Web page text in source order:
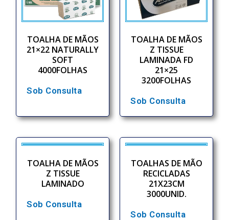
TOALHA DE MÃOS
21×22 NATURALLY
SOFT
4000FOLHAS
Sob Consulta
TOALHA DE MÃOS
Z TISSUE
LAMINADA FD
21×25
3200FOLHAS
Sob Consulta
TOALHA DE MÃOS
Z TISSUE
LAMINADO
Sob Consulta
TOALHAS DE MÃO
RECICLADAS
21X23CM
3000UNID.
Sob Consulta